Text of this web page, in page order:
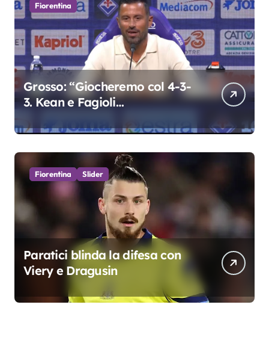
Fiorentina
Grosso: “Giocheremo col 4-3-
3. Kean e Fagioli
colpo”
Fiorentina Slider
Paratici blinda la difesa con
Viery e Dragusin